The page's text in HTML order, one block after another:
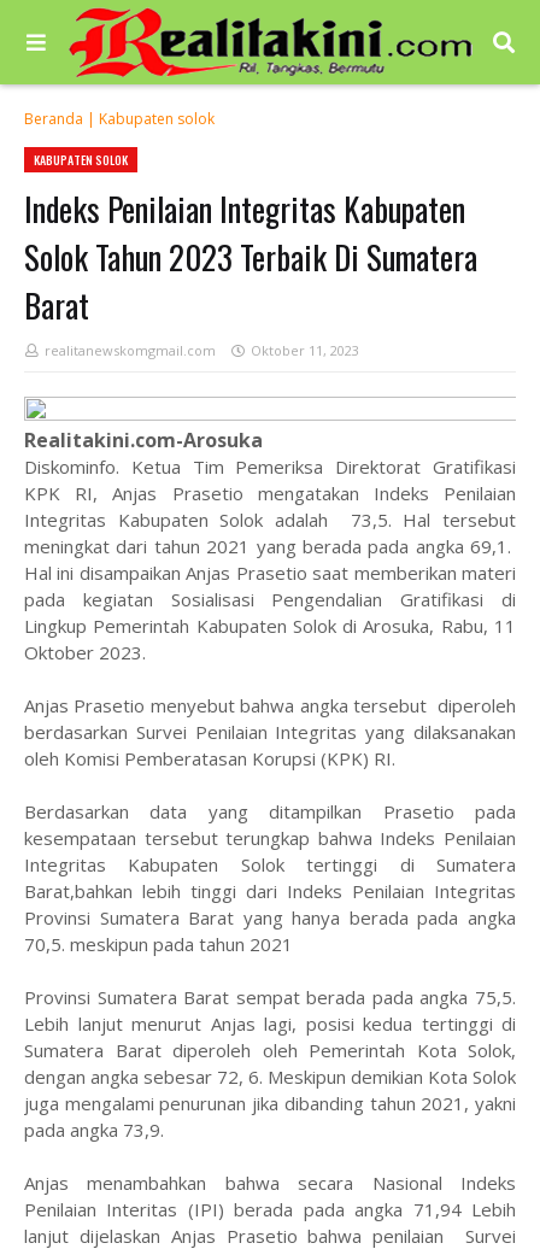
Beranda | Kabupaten solok
KABUPATEN SOLOK
Indeks Penilaian Integritas Kabupaten
Solok Tahun 2023 Terbaik Di Sumatera
Barat
realitanewskomgmail.com Oktober 11, 2023
Realitakini.com-Arosuka
Diskominfo. Ketua Tim Pemeriksa Direktorat Gratifikasi
KPK RI, Anjas Prasetio mengatakan Indeks Penilaian
Integritas Kabupaten Solok adalah 73,5. Hal tersebut
meningkat dari tahun 2021 yang berada pada angka 69,1.
Hal ini disampaikan Anjas Prasetio saat memberikan materi
pada kegiatan Sosialisasi Pengendalian Gratifikasi di
Lingkup Pemerintah Kabupaten Solok di Arosuka, Rabu, 11
Oktober 2023.
Anjas Prasetio menyebut bahwa angka tersebut diperoleh
berdasarkan Survei Penilaian Integritas yang dilaksanakan
oleh Komisi Pemberatasan Korupsi (KPK) RI.
Berdasarkan data yang ditampilkan Prasetio pada
kesempataan tersebut terungkap bahwa Indeks Penilaian
Integritas Kabupaten Solok tertinggi di Sumatera
Barat,bahkan lebih tinggi dari Indeks Penilaian Integritas
Provinsi Sumatera Barat yang hanya berada pada angka
70,5. meskipun pada tahun 2021
Provinsi Sumatera Barat sempat berada pada angka 75,5.
Lebih lanjut menurut Anjas lagi, posisi kedua tertinggi di
Sumatera Barat diperoleh oleh Pemerintah Kota Solok,
dengan angka sebesar 72, 6. Meskipun demikian Kota Solok
juga mengalami penurunan jika dibanding tahun 2021, yakni
pada angka 73,9.
Anjas menambahkan bahwa secara Nasional Indeks
Penilaian Interitas (IPI) berada pada angka 71,94 Lebih
lanjut dijelaskan Anjas Prasetio bahwa penilaian Survei